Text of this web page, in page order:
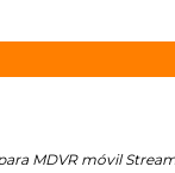
MDVR móvil